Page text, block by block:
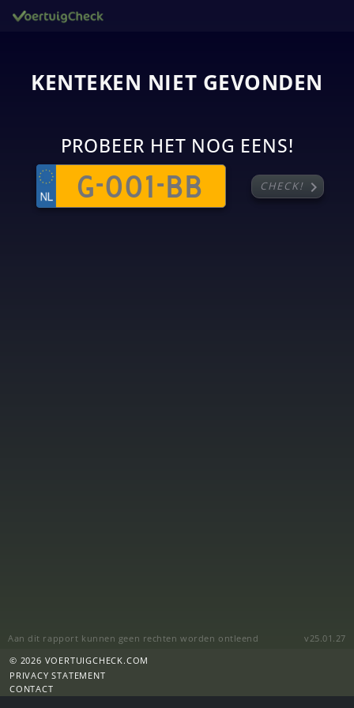
KENTEKEN NIET GEVONDEN
PROBEER HET NOG EENS!
CHECK! chevron_right
Aan dit rapport kunnen geen rechten worden ontleend
v25.01.27
© 2026 VOERTUIGCHECK.COM
PRIVACY STATEMENT
CONTACT